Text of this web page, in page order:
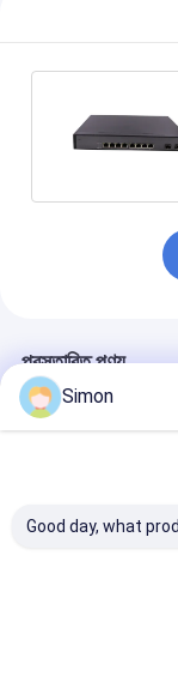
প্রস্তাবিত পণ্য
Simon
Good day, what